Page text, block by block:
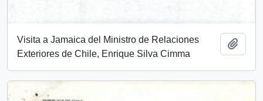
Visita a Jamaica del Ministro de Relaciones
Exteriores de Chile, Enrique Silva Cimma